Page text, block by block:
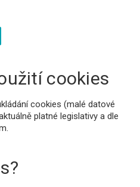
cookies
cookies (malé datové
platné legislativy a dle